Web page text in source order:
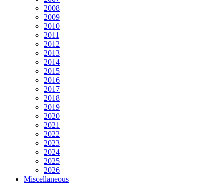
2008
2009
2010
2011
2012
2013
2014
2015
2016
2017
2018
2019
2020
2021
2022
2023
2024
2025
2026
Miscellaneous